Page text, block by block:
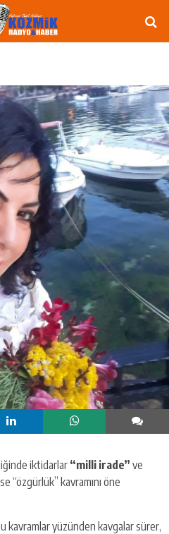
iktidarlar“milli irade” ve
“özgürlük” kavramını öne
kavramlar yüzünden kavgalar sürer,